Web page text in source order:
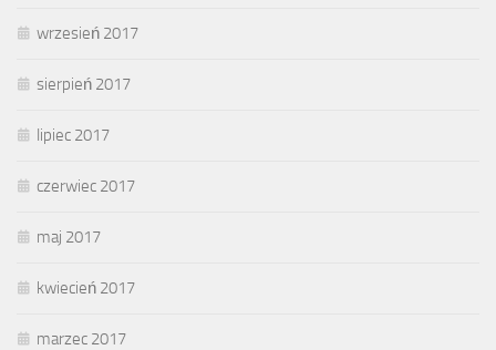
wrzesień 2017
sierpień 2017
lipiec 2017
czerwiec 2017
maj 2017
kwiecień 2017
marzec 2017